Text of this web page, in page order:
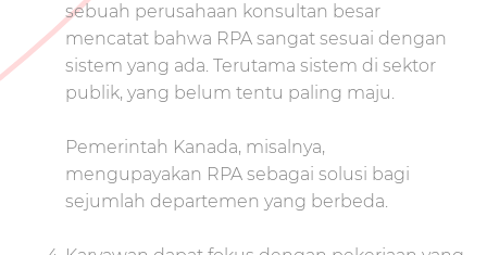
sebuah perusahaan konsultan besar
mencatat bahwa RPA sangat sesuai dengan
sistem yang ada. Terutama sistem di sektor
publik, yang belum tentu paling maju.
Pemerintah Kanada, misalnya,
mengupayakan RPA sebagai solusi bagi
sejumlah departemen yang berbeda.